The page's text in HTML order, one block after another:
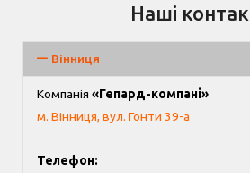
Наші
Вінниця
Компанія «Гепард-компані»
м. Вінниця, вул. Гонти 39-а
Телефон: